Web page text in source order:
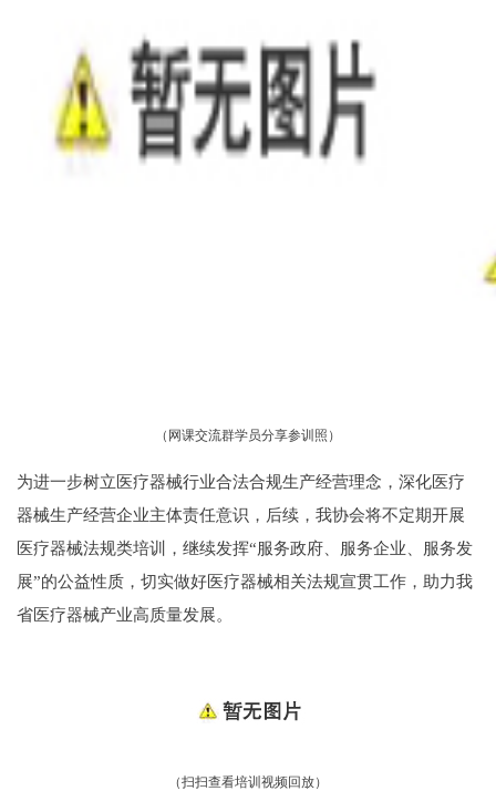
（网课交流群学员分享参训照）
为进一步树立医疗器械行业合法合规生产经营理念，深化医疗
器械生产经营企业主体责任意识，后续，我协会将不定期开展
医疗器械法规类培训，继续发挥“服务政府、服务企业、服务发
展”的公益性质，切实做好医疗器械相关法规宣贯工作，助力我
省医疗器械产业高质量发展。
（扫扫查看培训视频回放）